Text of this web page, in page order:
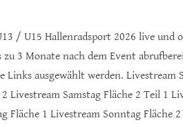
/ U15 Hallenradsport 2026 live und
3 Monate nach dem Event
Links ausgewählt werden. Livestream
Livestream Samstag Fläche 2 Teil 1
Fläche 1 Livestream Sonntag Fläche